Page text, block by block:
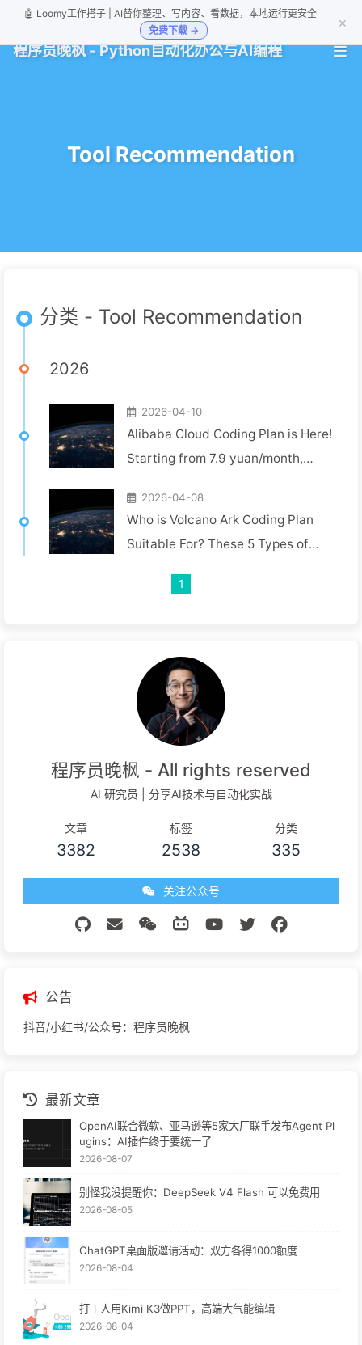
🤖 Loomy工作搭子 | AI替你整理、写内容、看数据，本地运行更安全
免费下载 →
×
程序员晚枫 - Python自动化办公与AI编程
Tool Recommendation
分类 - Tool Recommendation
2026
2026-04-10
Alibaba Cloud Coding Plan is Here!
Starting from 7.9 yuan/month,
Freely Use
2026-04-08
Who is Volcano Ark Coding Plan
Suitable For? These 5 Types of
1
程序员晚枫 - All rights reserved
AI 研究员 | 分享AI技术与自动化实战
文章
3382
标签
2538
分类
335
关注公众号
公告
抖音/小红书/公众号：程序员晚枫
最新文章
OpenAI联合微软、亚马逊等5家大厂联手发布Agent Pl
ugins：AI插件终于要统一了
2026-08-07
别怪我没提醒你：DeepSeek V4 Flash 可以免费用
2026-08-05
ChatGPT桌面版邀请活动：双方各得1000额度
2026-08-04
打工人用Kimi K3做PPT，高端大气能编辑
2026-08-04